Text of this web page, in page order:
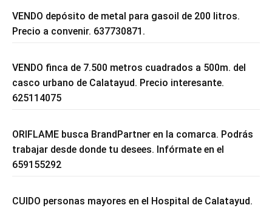
VENDO depósito de metal para gasoil de 200 litros.
Precio a convenir. 637730871.
VENDO finca de 7.500 metros cuadrados a 500m. del
casco urbano de Calatayud. Precio interesante.
625114075
ORIFLAME busca BrandPartner en la comarca. Podrás
trabajar desde donde tu desees. Infórmate en el
659155292
CUIDO personas mayores en el Hospital de Calatayud.